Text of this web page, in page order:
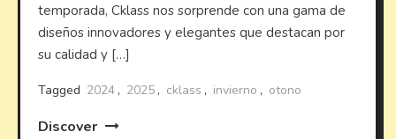
temporada, Cklass nos sorprende con una gama de
diseños innovadores y elegantes que destacan por
su calidad y […]
Tagged 2024 , 2025 , cklass , invierno , otono
Discover